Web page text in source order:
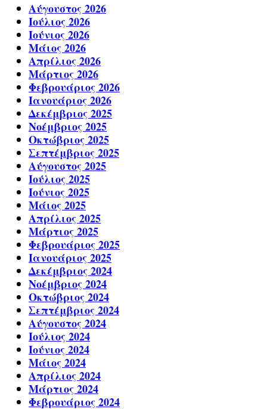
Αύγουστος 2026
Ιούλιος 2026
Ιούνιος 2026
Μάιος 2026
Απρίλιος 2026
Μάρτιος 2026
Φεβρουάριος 2026
Ιανουάριος 2026
Δεκέμβριος 2025
Νοέμβριος 2025
Οκτώβριος 2025
Σεπτέμβριος 2025
Αύγουστος 2025
Ιούλιος 2025
Ιούνιος 2025
Μάιος 2025
Απρίλιος 2025
Μάρτιος 2025
Φεβρουάριος 2025
Ιανουάριος 2025
Δεκέμβριος 2024
Νοέμβριος 2024
Οκτώβριος 2024
Σεπτέμβριος 2024
Αύγουστος 2024
Ιούλιος 2024
Ιούνιος 2024
Μάιος 2024
Απρίλιος 2024
Μάρτιος 2024
Φεβρουάριος 2024